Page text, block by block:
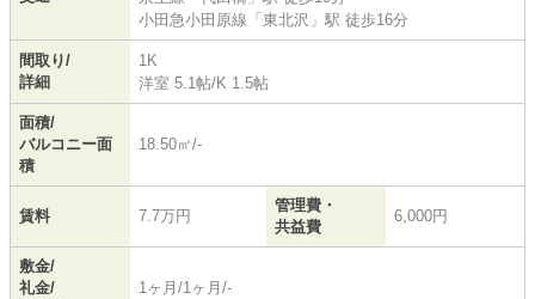
小田急小田原線 「東北沢 」駅 徒歩16分
間取り/
詳細
1K
洋室 5.1帖/K 1.5帖
面積/
バルコニー面
積
18.50㎡/-
賃料 7.7万円
管理費・
共益費
6,000円
敷金/
礼金/
1ヶ月/1ヶ月/-